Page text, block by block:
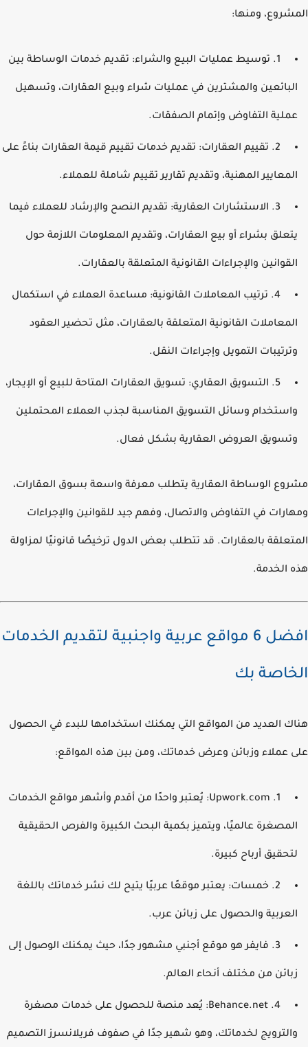
ومنها:
1. توسيط عمليات البيع والشراء: تقديم خدمات الوساطة بين
والمشترين في عمليات شراء وبيع العقارات، وتسهيل
التفاوض وإتمام الصفقات.
2. تقييم العقارات: تقديم خدمات تقييم قيمة العقارات بناءً على
المهنية، وتقديم تقارير تقييم شاملة للعملاء.
3. الاستشارات العقارية: تقديم النصح والإرشاد للعملاء فيما
بشراء أو بيع العقارات، وتقديم المعلومات اللازمة حول
والإجراءات القانونية المتعلقة بالعقارات.
4. ترتيب المعاملات القانونية: مساعدة العملاء في استكمال
القانونية المتعلقة بالعقارات، مثل تحضير العقود
التمويل وإجراءات النقل.
5. التسويق العقاري: تسويق العقارات المتاحة للبيع أو الإيجار،
وسائل التسويق المناسبة لجذب العملاء المحتملين
العروض العقارية بشكل فعال.
الوساطة العقارية يتطلب معرفة واسعة بسوق العقارات،
في التفاوض والاتصال، وفهم جيد للقوانين والإجراءات
بالعقارات. قد تتطلب بعض الدول ترخيصًا قانونيًا لمزاولة
الخدمة.
افضل 6 مواقع عربية واجنبية لتقديم الخدمات
بك
العديد من المواقع التي يمكنك استخدامها للبدء في الحصول
عملاء وزبائن وعرض خدماتك، ومن بين هذه المواقع:
1. Upwork.com: يُعتبر واحدًا من أقدم وأشهر مواقع الخدمات
عالميًا، ويتميز بكمية البحث الكبيرة والفرص الحقيقية
أرباح كبيرة.
2. خمسات: يعتبر موقعًا عربيًا يتيح لك نشر خدماتك باللغة
والحصول على زبائن عرب.
3. فايفر هو موقع أجنبي مشهور جدًا، حيث يمكنك الوصول إلى
من مختلف أنحاء العالم.
4. Behance.net: يُعد منصة للحصول على خدمات مصغرة
لخدماتك، وهو شهير جدًا في صفوف فريلانسرز التصميم